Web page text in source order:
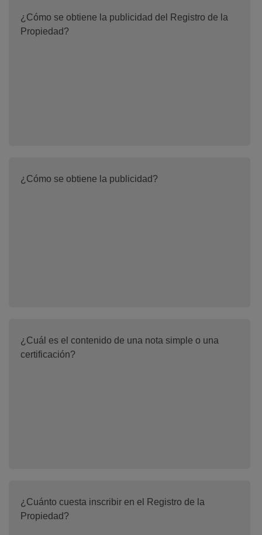
¿Cómo se obtiene la publicidad del Registro de la
Propiedad?
¿Cómo se obtiene la publicidad?
¿Cuál es el contenido de una nota simple o una
certificación?
¿Cuánto cuesta inscribir en el Registro de la
Propiedad?